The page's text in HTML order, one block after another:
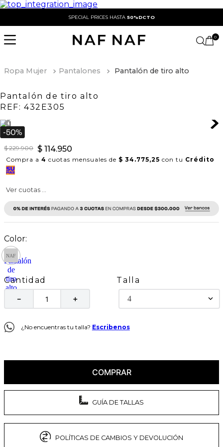
SPECIAL PRICES HASTA 50%DCTO
0
Ropa Mujer Pantalones Pantalón de tiro alto
Pantalón de tiro alto
REF: 432E305
$ 229.900 $ 114.950
Compra a 4 cuotas mensuales de $ 34.775,25 con tu Crédito
Ver cuotas ...
Cantidad
＋
－
Talla
4
¿No encuentras tu talla? Escribenos
COMPRAR
GUÍA DE TALLAS
POLÍTICAS DE CAMBIOS Y DEVOLUCIÓN